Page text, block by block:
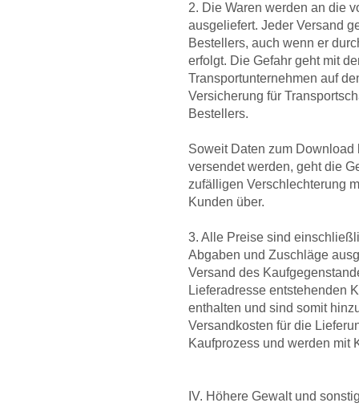
2. Die Waren werden an die
ausgeliefert. Jeder Versand
Bestellers, auch wenn er
erfolgt. Die Gefahr geht mit
Transportunternehmen auf
Versicherung für
Bestellers.
Soweit Daten zum Download
versendet werden, geht die
zufälligen Verschlechterung
Kunden über.
3. Alle Preise sind
Abgaben und Zuschläge
Versand des
Lieferadresse entstehenden
enthalten und sind somit
Versandkosten für die
Kaufprozess und werden mit
IV. Höhere Gewalt und